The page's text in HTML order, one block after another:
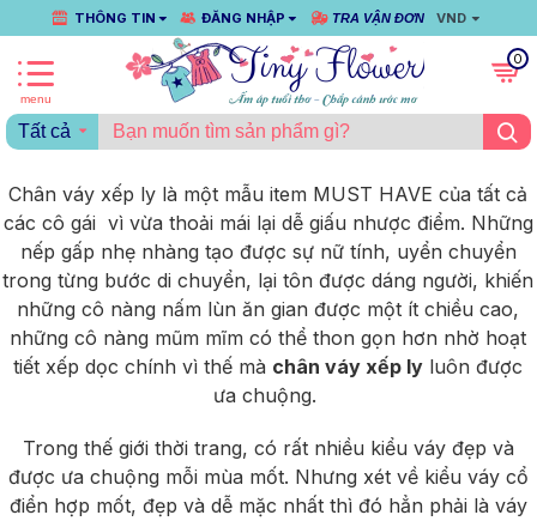
THÔNG TIN ĐĂNG NHẬP TRA VẬN ĐƠN VND
0
Tất cả
Chân váy xếp ly là một mẫu item MUST HAVE của tất cả
các cô gái vì vừa thoải mái lại dễ giấu nhược điểm. Những
nếp gấp nhẹ nhàng tạo được sự nữ tính, uyển chuyển
trong từng bước di chuyển, lại tôn được dáng người, khiến
những cô nàng nấm lùn ăn gian được một ít chiều cao,
những cô nàng mũm mĩm có thể thon gọn hơn nhờ hoạt
tiết xếp dọc chính vì thế mà chân váy xếp ly luôn được
ưa chuộng.
Trong thế giới thời trang, có rất nhiều kiểu váy đẹp và
được ưa chuộng mỗi mùa mốt. Nhưng xét về kiểu váy cổ
điển hợp mốt, đẹp và dễ mặc nhất thì đó hẳn phải là váy